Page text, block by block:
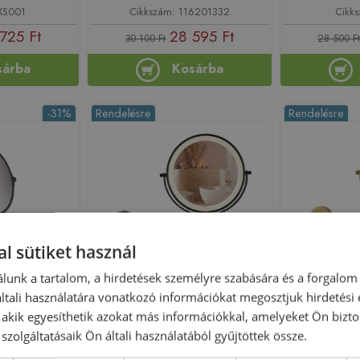
Ft
Cikkszám: 116201332
30 100 Ft 28 595 Ft
Kosárba
28 500 Ft
-31%
kozmetikai
41791670
Rendelésre
Rea Glow 20 cm pipere tükör
LED világítással, matt fekete
HOM-70000
Azonosító: 225295
Rendelésre
Rea Glow
LED
sütiket használ
a tartalom, a hirdetések személyre szabására és a forgalom
használatára vonatkozó információkat megosztjuk hirdetési
egyesíthetik azokat más információkkal, amelyeket Ön
Ön általi használatából gyűjtöttek össze.